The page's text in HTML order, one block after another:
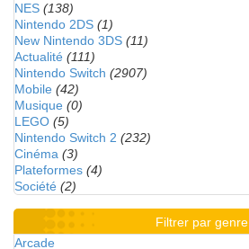
NES (138)
Nintendo 2DS (1)
New Nintendo 3DS (11)
Actualité (111)
Nintendo Switch (2907)
Mobile (42)
Musique (0)
LEGO (5)
Nintendo Switch 2 (232)
Cinéma (3)
Plateformes (4)
Société (2)
Filtrer par genre
Arcade